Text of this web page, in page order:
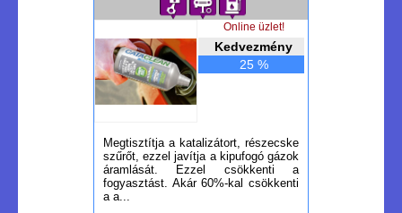
Kedvezmény
25 %
Online üzlet!
Megtisztítja a katalizátort, részecske
szűrőt, ezzel javítja a kipufogó gázok
áramlását. Ezzel csökkenti a
fogyasztást. Akár 60%-kal csökkenti
a a...